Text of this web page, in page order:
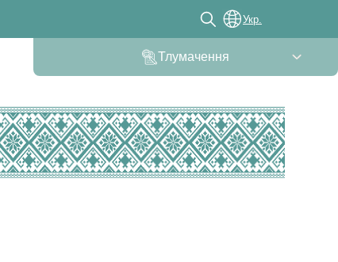
Укр.
Тлумачення